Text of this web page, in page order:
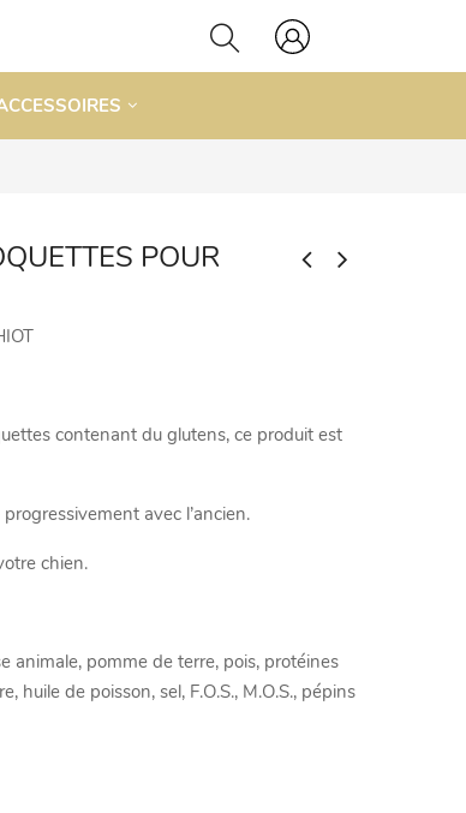
POUR
contenant du glutens, ce produit est
avec l’ancien.
chien.
animale, pomme de terre, pois, protéines
huile de poisson, sel, F.O.S., M.O.S., pépins